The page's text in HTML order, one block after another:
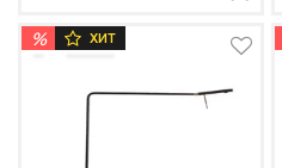
% ХИТ